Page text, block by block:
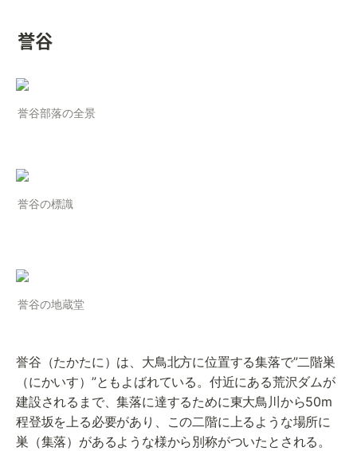
誉谷
誉谷部落の全景
誉谷の標識
誉谷の地蔵堂
誉谷（たかたに）は、大鳥北方に位置する集落で”二階巣
（にかいす）”ともよばれている。付近にある荒沢ダムが
建設されるまで、集落に達するために東大鳥川から50m
程登坂を上る必要があり、この二階に上るような場所に
巣（集落）があるような様から別称がついたとされる。